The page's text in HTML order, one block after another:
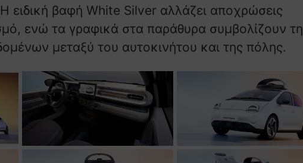
ειδική βαφή White Silver αλλάζει αποχρώσεις
ενώ τα γραφικά στα παράθυρα συμβολίζουν τη
μεταξύ του αυτοκινήτου και της πόλης.